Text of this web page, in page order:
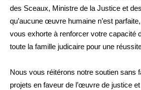
des Sceaux, Ministre de la Justice et
qu’aucune œuvre humaine n’est
vous exhorte à renforcer votre capacité
toute la famille judicaire pour une
Nous vous réitérons notre soutien sans
projets en faveur de l’œuvre de justice